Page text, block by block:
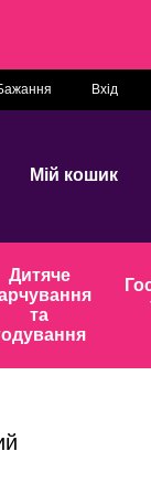
Вхід
Мій кошик
Дитяче
та